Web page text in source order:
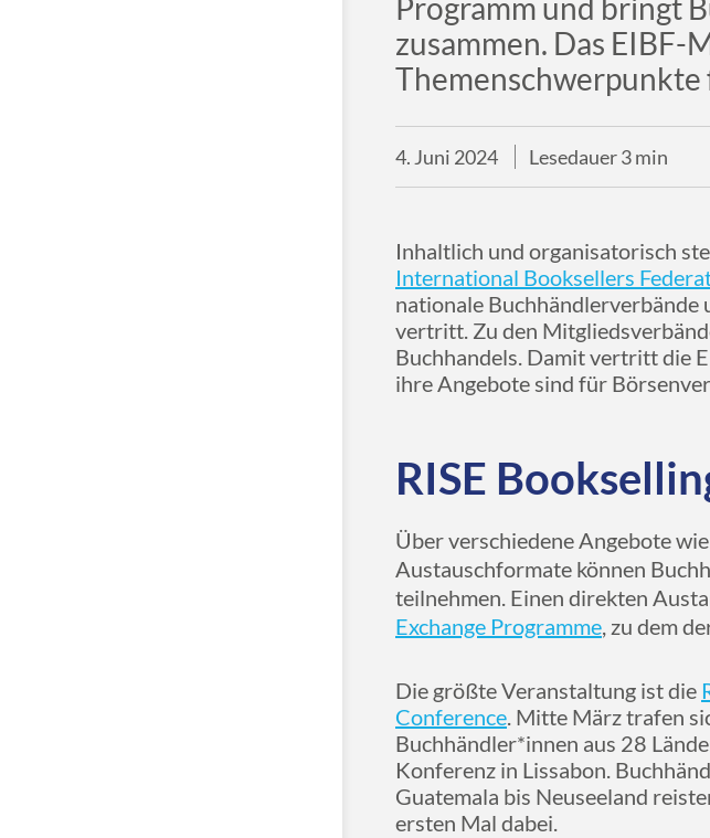
Programm und bringt
zusammen. Das
Themenschwerpunkte
4. Juni 2024 Lesedauer 3 min
Inhaltlich und organisatorisch
International Booksellers
nationale Buchhändlerverbände
vertritt. Zu den
Buchhandels. Damit vertritt die
ihre Angebote sind für
RISE
Über verschiedene Angebote
Austauschformate können
teilnehmen. Einen direkten
Exchange Programme, zu dem
Die größte Veranstaltung ist die
Conference. Mitte März trafen
Buchhändler*innen aus 28
Konferenz in Lissabon.
Guatemala bis Neuseeland
ersten Mal dabei.